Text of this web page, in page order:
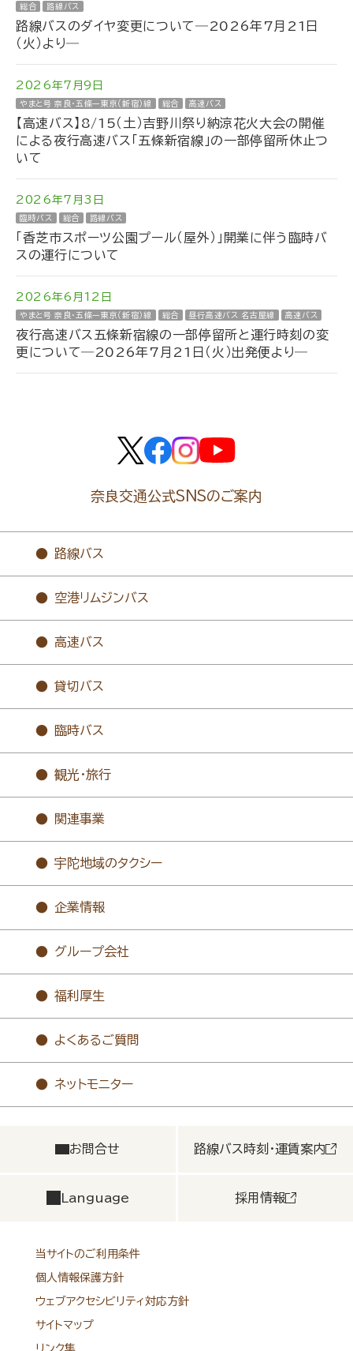
総合 路線バス
路線バスのダイヤ変更について―2026年7月21日
（火）より―
2026年7月9日
やまと号 奈良・五條ー東京（新宿）線 総合 高速バス
【高速バス】8/15（土）吉野川祭り納涼花火大会の開催
による夜行高速バス「五條新宿線」の一部停留所休止つ
いて
2026年7月3日
臨時バス 総合 路線バス
「香芝市スポーツ公園プール（屋外）」開業に伴う臨時バ
スの運行について
2026年6月12日
やまと号 奈良・五條ー東京（新宿）線 総合 昼行高速バス 名古屋線 高速バス
夜行高速バス五條新宿線の一部停留所と運行時刻の変
更について―2026年7月21日（火）出発便より―
奈良交通公式SNSのご案内
路線バス
空港リムジンバス
高速バス
貸切バス
臨時バス
観光・旅行
関連事業
宇陀地域のタクシー
企業情報
グループ会社
福利厚生
よくあるご質問
ネットモニター
お問合せ 路線バス時刻・運賃案内
Language 採用情報
当サイトのご利用条件
個人情報保護方針
ウェブアクセシビリティ対応方針
サイトマップ
リンク集